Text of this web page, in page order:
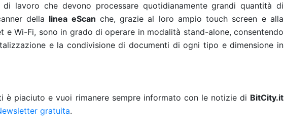
lavoro che devono processare quotidianamente grandi quantità di
della linea eScan che, grazie al loro ampio touch screen e alla
e Wi-Fi, sono in grado di operare in modalità stand-alone, consentendo
e la condivisione di documenti di ogni tipo e dimensione in
è piaciuto e vuoi rimanere sempre informato con le notizie di BitCity.it
gratuita.